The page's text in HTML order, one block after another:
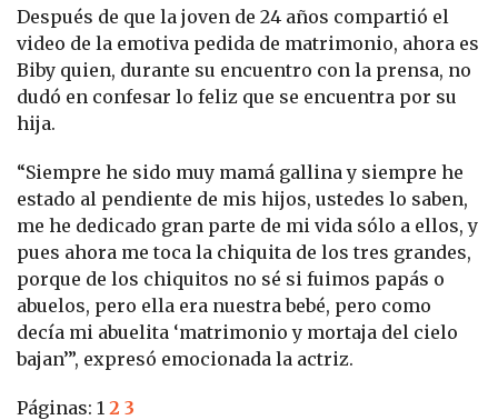
Después de que la joven de 24 años compartió el
video de la emotiva pedida de matrimonio, ahora es
Biby quien, durante su encuentro con la prensa, no
dudó en confesar lo feliz que se encuentra por su
hija.
“Siempre he sido muy mamá gallina y siempre he
estado al pendiente de mis hijos, ustedes lo saben,
me he dedicado gran parte de mi vida sólo a ellos, y
pues ahora me toca la chiquita de los tres grandes,
porque de los chiquitos no sé si fuimos papás o
abuelos, pero ella era nuestra bebé, pero como
decía mi abuelita ‘matrimonio y mortaja del cielo
bajan’”, expresó emocionada la actriz.
Páginas:1 2 3